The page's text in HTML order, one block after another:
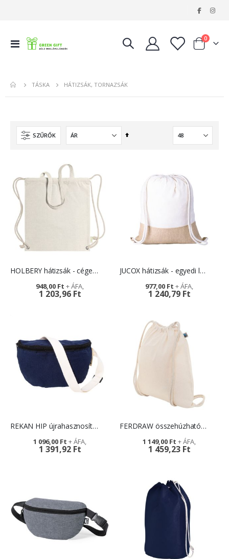
Navigáció
Kosár
0tételeket
TÁSKA HÁTIZSÁK, TORNAZSÁK
SZŰRŐK
Csökkenő
HOLBERY hátizsák - céges reklámajándék
1 203,96 Ft
948,00 Ft
JUCOX hátizsák - egyedi logóval
1 240,79 Ft
977,00 Ft
REKAN HIP újrahasznosított övtáska
1 391,92 Ft
1 096,00 Ft
FERDRAW összehúzható hátizsák - emblémázással
1 459,23 Ft
1 149,00 Ft